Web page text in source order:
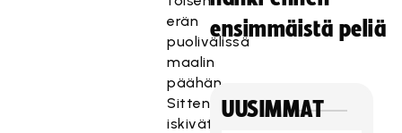
erän
puolivälissä
maalin
päähän.
Sitten
iskivät
ensimmäistä peliä
UUSIMMAT